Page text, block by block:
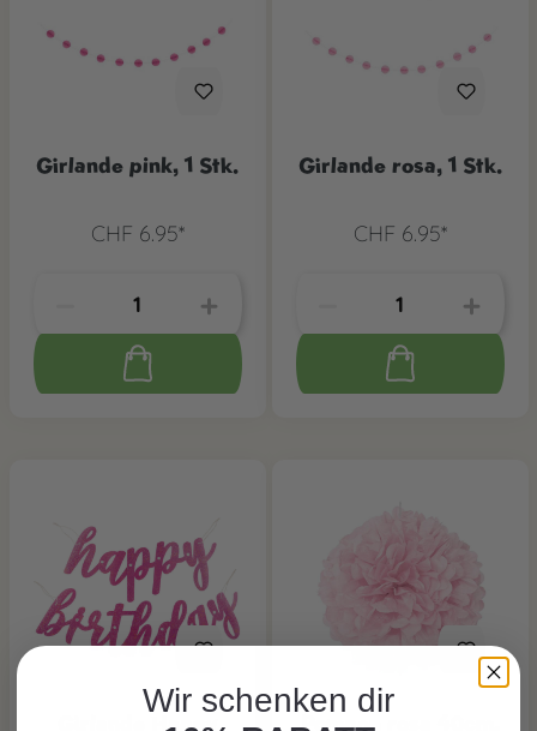
Girlande pink, 1 Stk.
CHF 6.95*
Girlande rosa, 1 Stk.
CHF 6.95*
Girlande Happy
Pompon rosa 40cm,
Wir schenken dir